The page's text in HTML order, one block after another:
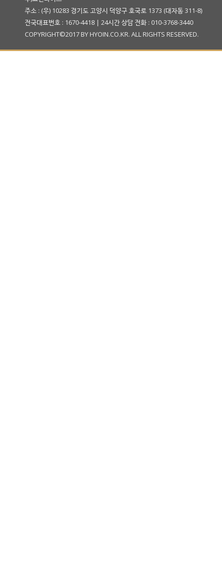
주소 : (우) 10283 경기도 고양시 덕양구 호국로 1373 (대자동 311-8)
전국대표번호 : 1670-4418 | 24시간 상담 전화 : 010-3768-3440
COPYRIGHT©2017 BY HYOIN.CO.KR. ALL RIGHTS RESERVED.